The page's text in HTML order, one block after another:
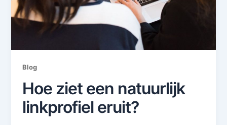
Blog
Hoe ziet een natuurlijk
linkprofiel eruit?